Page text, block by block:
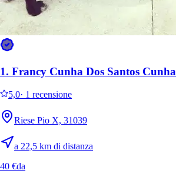
1. Francy Cunha Dos Santos Cunha
5,0· 1 recensione
Riese Pio X, 31039
a 22,5 km di distanza
40 €da